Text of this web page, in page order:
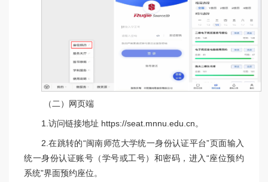
（二）网页端
1.访问链接地址 https://seat.mnnu.edu.cn。
2.在跳转的“闽南师范大学统一身份认证平台”页面输入
统一身份认证账号（学号或工号）和密码，进入“座位预约
系统”界面预约座位。